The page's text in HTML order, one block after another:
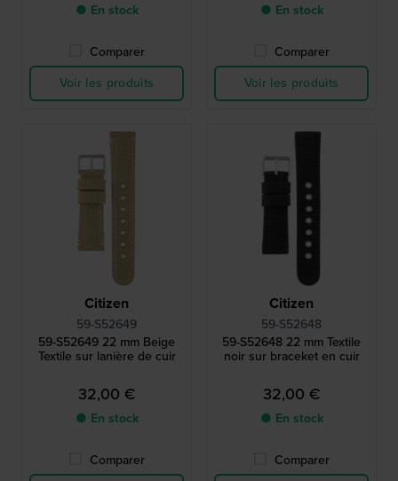
● En stock
Comparer
Voir les produits
● En stock
Comparer
Voir les produits
Citizen
59-S52649
59-S52649 22 mm Beige
Textile sur lanière de cuir
32,00 €
● En stock
Comparer
Citizen
59-S52648
59-S52648 22 mm Textile
noir sur braceket en cuir
32,00 €
● En stock
Comparer